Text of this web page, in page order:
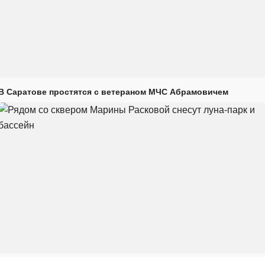
Саратове простятся с ветераном МЧС Абрамовичем